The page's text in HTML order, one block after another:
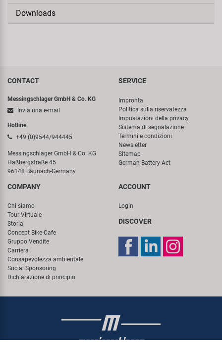
Downloads
CONTACT
Messingschlager GmbH & Co. KG
Invia una e-mail
Hotline
+49 (0)9544/944445
Messingschlager GmbH & Co. KG
Haßbergstraße 45
96148 Baunach-Germany
SERVICE
Impronta
Politica sulla riservatezza
Impostazioni della privacy
Sistema di segnalazione
Termini e condizioni
Newsletter
Sitemap
German Battery Act
COMPANY
Chi siamo
Tour Virtuale
Storia
Concept Bike-Cafe
Gruppo Vendite
Carriera
Consapevolezza ambientale
Social Sponsoring
Dichiarazione di principio
ACCOUNT
Login
DISCOVER